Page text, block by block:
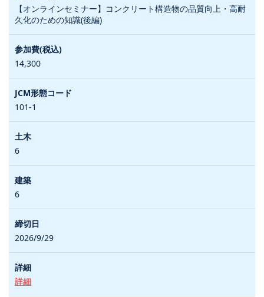
【オンラインセミナー】コンクリート構造物の品質向上・高耐
久化のための知識(後編)
14,300
101-1
6
6
2026/9/29
詳細